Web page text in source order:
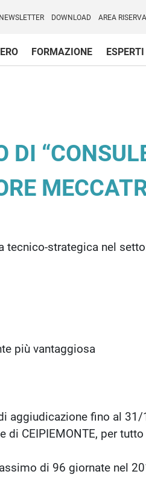
NEWSLETTER DOWNLOAD AREA
FORMAZIONE
DI
tecnico-strategica nel
più vantaggiosa
aggiudicazione fino al
per tutto
di 96 giornate nel